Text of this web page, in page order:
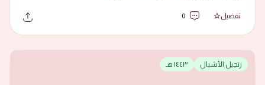
تفضيل 0
زنجيل الأشبال ١٤٤٣ هـ